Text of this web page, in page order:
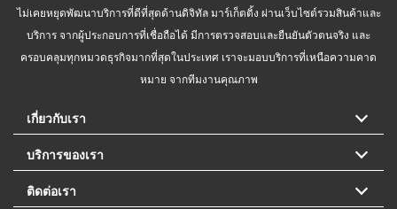
ไม่เคยหยุดพัฒนาบริการที่ดีที่สุดด้านดิจิทัล มาร์เก็ตติ้ง ผ่านเว็บไซต์รวมสินค้าและ
บริการ จากผู้ประกอบการที่เชื่อถือได้ มีการตรวจสอบและยืนยันตัวตนจริง และ
ครอบคลุมทุกหมวดธุรกิจมากที่สุดในประเทศ เราจะมอบบริการที่เหนือความคาด
หมาย จากทีมงานคุณภาพ
เกี่ยวกับเรา
บริการของเรา
ติดต่อเรา